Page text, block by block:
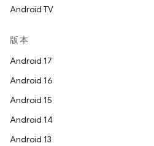
Android TV
版本
Android 17
Android 16
Android 15
Android 14
Android 13